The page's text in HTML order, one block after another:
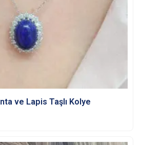
ve Lapis Taşlı Kolye